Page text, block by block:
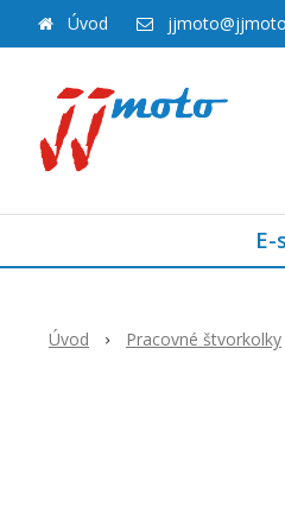
Úvod
E-
Úvod Pracovné štvorkolky